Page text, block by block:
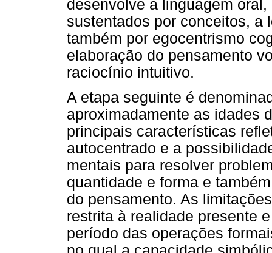
desenvolve a linguagem
sustentados por conceitos, a
também por egocentrismo
elaboração do pensamento
raciocínio intuitivo.
A etapa seguinte é
aproximadamente as idades
principais características
autocentrado e a
mentais para resolver
quantidade e forma e
do pensamento. As
restrita à realidade presente
período das operações